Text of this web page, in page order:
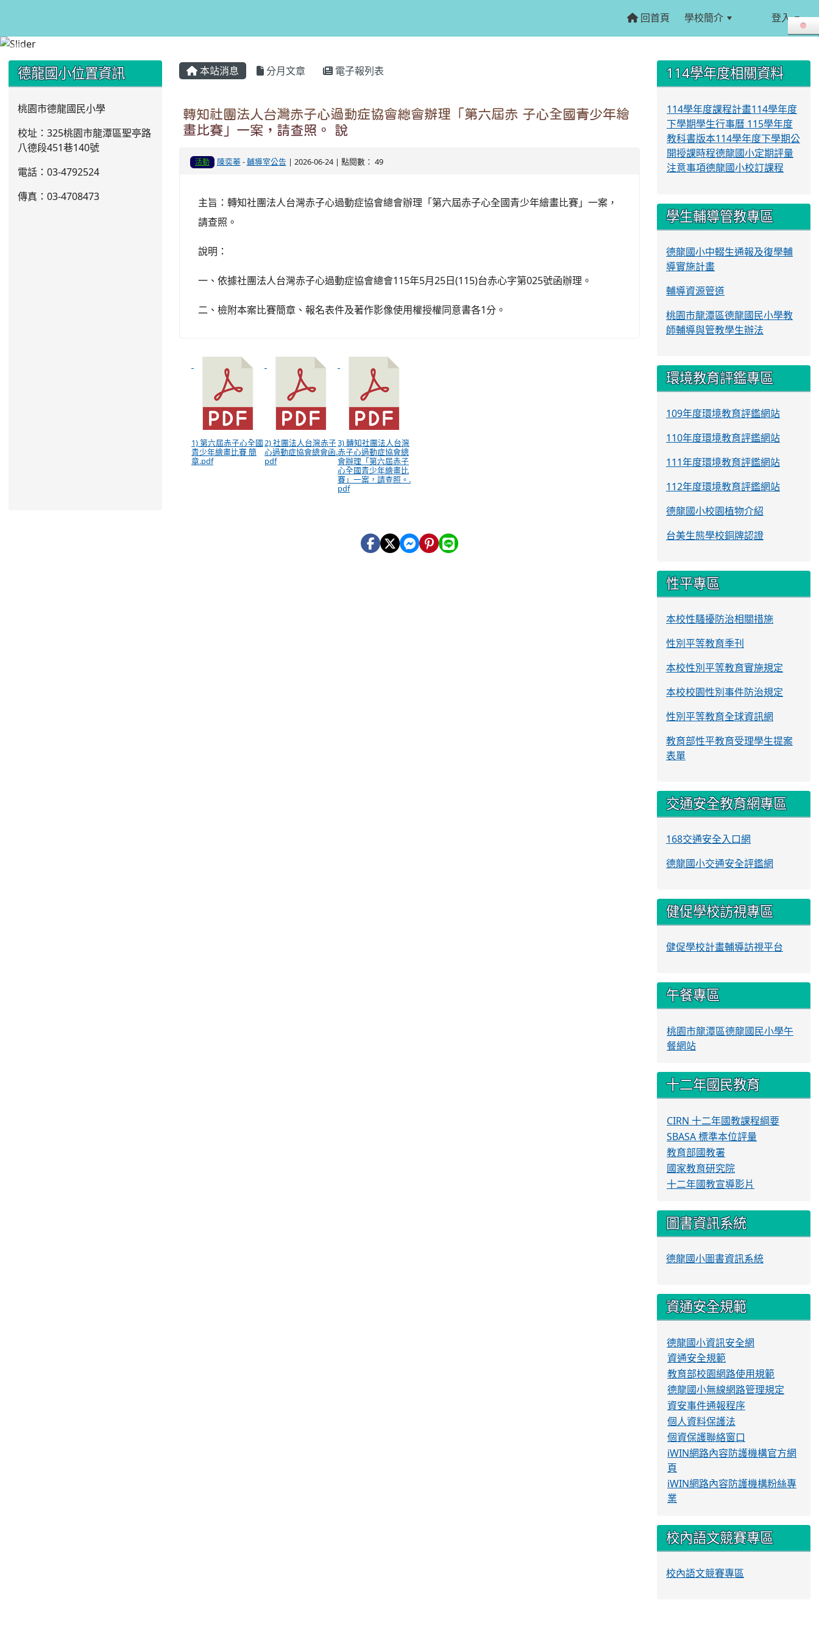
回首頁 學校簡介 登入
本站消息 分月文章 電子報列表
轉知社團法人台灣赤子心過動症協會總會辦理「第六屆赤 子心全國青少年繪
畫比賽」一案，請查照。 說
活動 陳奕蓁-輔導室公告 | 2026-06-24 | 點閱數： 49
主旨：轉知社團法人台灣赤子心過動症協會總會辦理「第六屆赤子心全國青少年繪畫比賽」一案，
請查照。
說明：
一、依據社團法人台灣赤子心過動症協會總會115年5月25日(115)台赤心字第025號函辦理。
二、檢附本案比賽簡章、報名表件及著作影像使用權授權同意書各1分。
1) 第六屆赤子心全國
青少年繪畫比賽 簡
章.pdf
2) 社團法人台灣赤子
心過動症協會總會函.
pdf
3) 轉知社團法人台灣
赤子心過動症協會總
會辦理「第六屆赤子
心全國青少年繪畫比
賽」一案，請查照。.
pdf
::: 德龍國小位置資訊
桃園市德龍國民小學
校址：325桃園市龍潭區聖亭路
八德段451巷140號
電話：03-4792524
傳真：03-4708473
::: 114學年度相關資料
114學年度課程計畫114學年度
下學期學生行事曆 115學年度
教科書版本114學年度下學期公
開授課時程德龍國小定期評量
注意事項德龍國小校訂課程
學生輔導管教專區
德龍國小中輟生通報及復學輔
導實施計畫
輔導資源管道
桃園市龍潭區德龍國民小學教
師輔導與管教學生辦法
環境教育評鑑專區
109年度環境教育評鑑網站
110年度環境教育評鑑網站
111年度環境教育評鑑網站
112年度環境教育評鑑網站
德龍國小校園植物介紹
台美生態學校銅牌認證
性平專區
本校性騷擾防治相關措施
性別平等教育季刊
本校性別平等教育實施規定
本校校園性別事件防治規定
性別平等教育全球資訊網
教育部性平教育受理學生提案
表單
交通安全教育網專區
168交通安全入口網
德龍國小交通安全評鑑網
健促學校訪視專區
健促學校計畫輔導訪視平台
午餐專區
桃園市龍潭區德龍國民小學午
餐網站
十二年國民教育
CIRN 十二年國教課程綱要
SBASA 標準本位評量
教育部國教署
國家教育研究院
十二年國教宣導影片
圖書資訊系統
德龍國小圖書資訊系統
資通安全規範
德龍國小資訊安全網
資通安全規範
教育部校園網路使用規範
德龍國小無線網路管理規定
資安事件通報程序
個人資料保護法
個資保護聯絡窗口
iWIN網路內容防護機構官方網
頁
iWIN網路內容防護機構粉絲專
業
校內語文競賽專區
校內語文競賽專區